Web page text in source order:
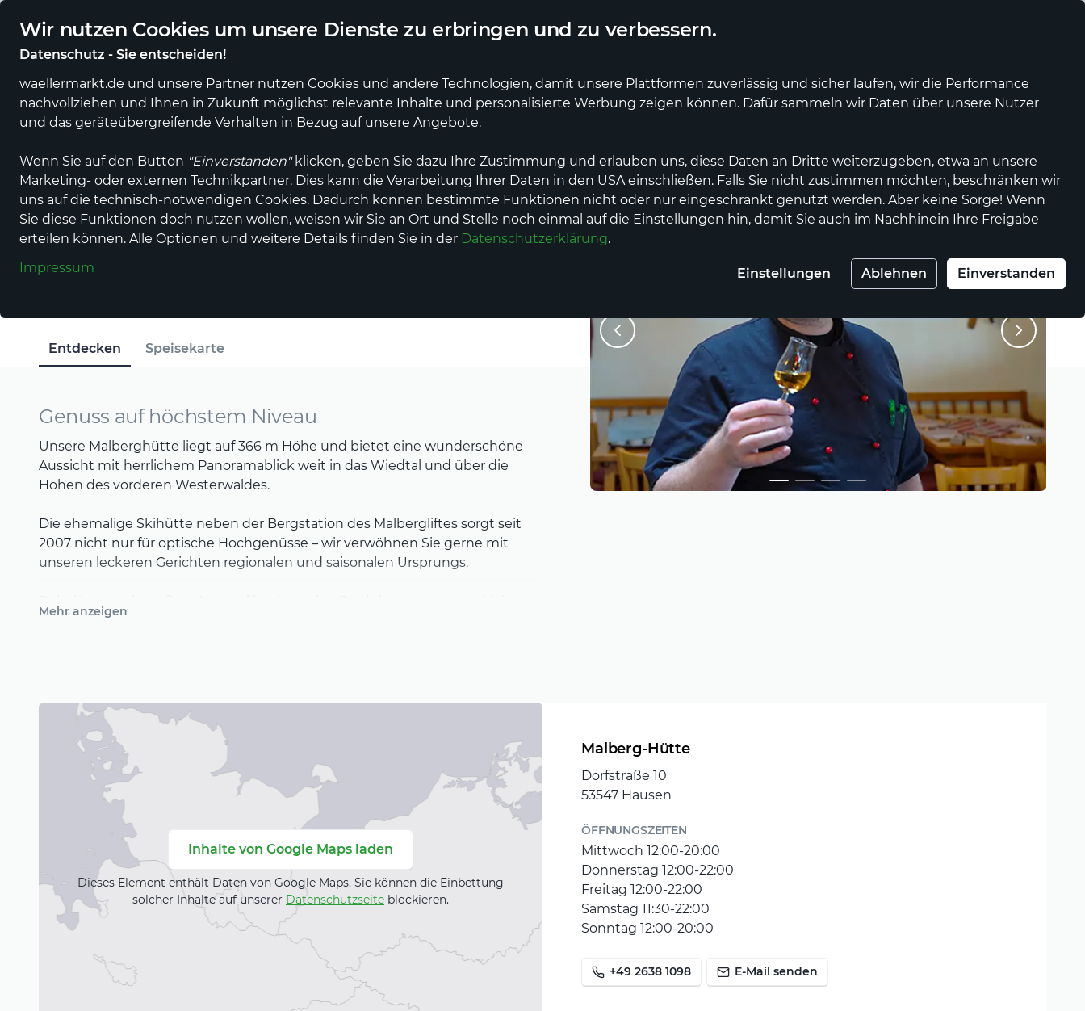
Wir nutzen Cookies um unsere Dienste zu erbringen und zu verbessern.
Datenschutz - Sie entscheiden!
waellermarkt.de und unsere Partner nutzen Cookies und andere Technologien, damit unsere Plattformen zuverlässig und sicher laufen, wir die Performance
nachvollziehen und Ihnen in Zukunft möglichst relevante Inhalte und personalisierte Werbung zeigen können. Dafür sammeln wir Daten über unsere Nutzer
und das geräteübergreifende Verhalten in Bezug auf unsere Angebote.
Wenn Sie auf den Button "Einverstanden"klicken, geben Sie dazu Ihre Zustimmung und erlauben uns, diese Daten an Dritte weiterzugeben, etwa an unsere
Marketing- oder externen Technikpartner. Dies kann die Verarbeitung Ihrer Daten in den USA einschließen. Falls Sie nicht zustimmen möchten, beschränken wir
uns auf die technisch-notwendigen Cookies. Dadurch können bestimmte Funktionen nicht oder nur eingeschränkt genutzt werden. Aber keine Sorge! Wenn
Sie diese Funktionen doch nutzen wollen, weisen wir Sie an Ort und Stelle noch einmal auf die Einstellungen hin, damit Sie auch im Nachhinein Ihre Freigabe
erteilen können. Alle Optionen und weitere Details finden Sie in der Datenschutzerklärung.
Impressum
Einstellungen Ablehnen Einverstanden
Alle Produkte Alle Anbieter Gastronomie Erzeuger Dienstleistungen Events
Restaurant
Malberg-Hütte
Entdecken Speisekarte
Genuss auf höchstem Niveau
Unsere Malberghütte liegt auf 366 m Höhe und bietet eine wunderschöne
Aussicht mit herrlichem Panoramablick weit in das Wiedtal und über die
Höhen des vorderen Westerwaldes.
Die ehemalige Skihütte neben der Bergstation des Malbergliftes sorgt seit
2007 nicht nur für optische Hochgenüsse – wir verwöhnen Sie gerne mit
unseren leckeren Gerichten regionalen und saisonalen Ursprungs.
Unsere Lieferanten wählen wir sehr sorgsam aus. Wir wünschen Ihnen
Mehr anzeigen
Inhalte von Google Maps laden
Dieses Element enthält Daten von Google Maps. Sie können die Einbettung
solcher Inhalte auf unserer Datenschutzseite blockieren.
Malberg-Hütte
Dorfstraße 10
53547 Hausen
ÖFFNUNGSZEITEN
Mittwoch 12:00-20:00
Donnerstag 12:00-22:00
Freitag 12:00-22:00
Samstag 11:30-22:00
Sonntag 12:00-20:00
+49 2638 1098 E-Mail senden